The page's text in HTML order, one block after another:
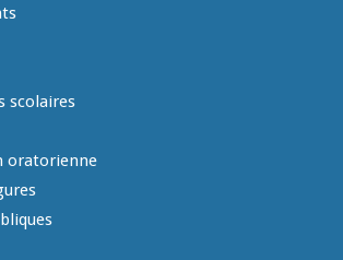
scolaires
oratorienne